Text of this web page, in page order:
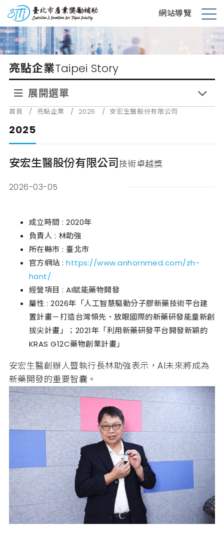
到
主
要
內
台北市產業獎勵補助 網站導覽
展
選
單
亮點企業Taipei Story
展開選單
首頁 / 亮點企業 / 2025 / 安宏生醫股份有限公司
2025
安宏生醫股份有限公司技術卓越獎
2026-03-05
成立時間 : 2020年
負責人 : 林助強
所在縣市 : 臺北市
官方網站 :https://www.anhornmed.com/zh-
hant/
經營項目 : AI賦能藥物開發
屬性 : 2026年「人工智慧驅動分子膠新藥技術平台建
置計畫－打造台灣領先、放眼國際的新藥研發能量新創
拔尖計畫」；2021年「利用新藥研發平台開發新穎的
KRAS G12C藥物創業計畫」
安宏生醫創辦人暨執行長林助強表示，AI未來將成為
新藥開發的重要智囊。